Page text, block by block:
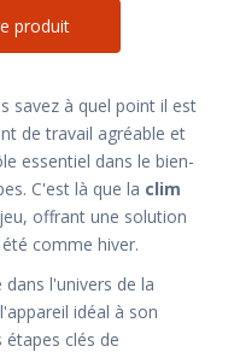
produit
savez à quel point il est
de travail agréable et
essentiel dans le bien-
C'est là que la clim
offrant une solution
comme hiver.
l'univers de la
idéal à son
clés de